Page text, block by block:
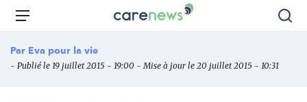
Aller
principal
Carenews,
des
Menu
Par Eva pour la vie
- Publié le 19 juillet 2015 - 19:00 - Mise à jour le 20 juillet 2015 - 10:31